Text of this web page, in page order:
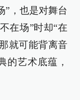
”，也是对舞台
在场”时却“在
就可能背离音
的艺术底蕴，